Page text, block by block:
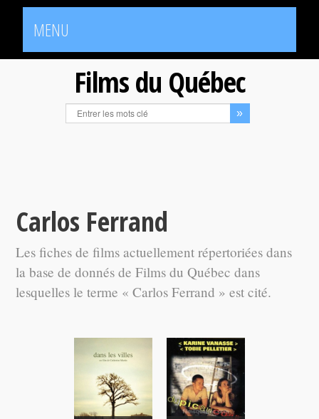
MENU
Films du Québec
Carlos Ferrand
Les fiches de films actuellement répertoriées dans
la base de donnés de Films du Québec dans
lesquelles le terme « Carlos Ferrand » est cité.